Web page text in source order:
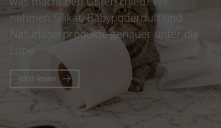
nehmen Silikat, Babypuderduft und
Naturfaserprodukte genauer unter die
Lupe
Jetzt lesen